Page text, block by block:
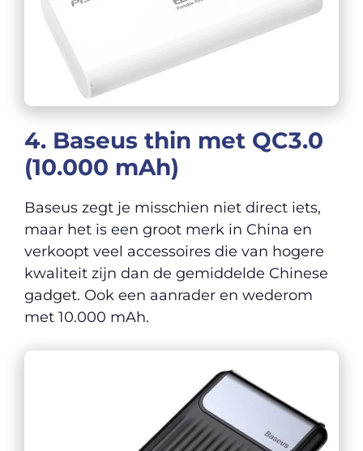
4. Baseus thin met QC3.0
(10.000 mAh)
Baseus zegt je misschien niet direct iets,
maar het is een groot merk in China en
verkoopt veel accessoires die van hogere
kwaliteit zijn dan de gemiddelde Chinese
gadget. Ook een aanrader en wederom
met 10.000 mAh.